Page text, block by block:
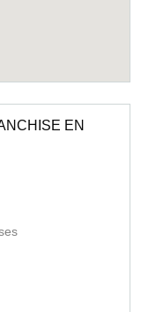
EN